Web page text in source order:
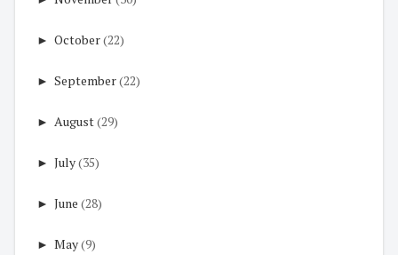
► October(22)
► September(22)
► August(29)
► July(35)
► June (28)
► May(9)